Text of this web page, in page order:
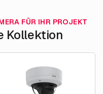
FÜR IHR PROJEKT
Kollektion